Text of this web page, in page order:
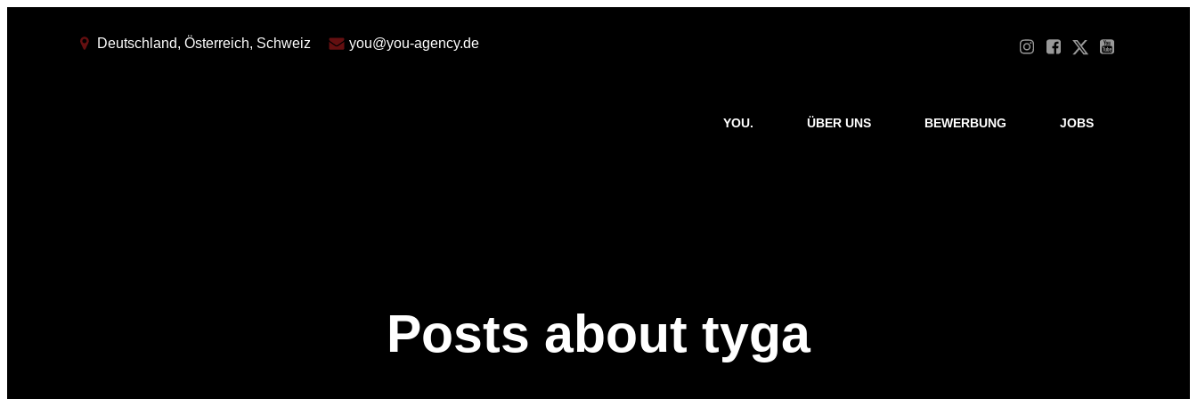
Deutschland, Österreich, Schweiz you@you-agency.de
YOU. ÜBER UNS BEWERBUNG JOBS
Posts about tyga